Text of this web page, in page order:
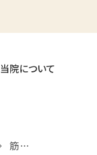
当院について
筋ジストロフィー（筋肉破壊壊死による運動機能喪失する難病）